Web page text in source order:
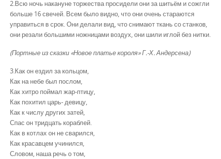
2.Всю ночь накануне торжества просидели они за шитьём и сожгли
больше 16 свечей. Всем было видно, что они очень стараются
управиться в срок. Они делали вид, что снимают ткань со станков,
они резали большими ножницами воздух, они шили иглой без нитки.
(Портные из сказки «Новое платье короля» Г.-Х. Андерсена)
3.Как он ездил за кольцом,
Как на небе был послом,
Как хитро поймал жар-птицу,
Как похитил царь- девицу,
Как к числу других затей,
Спас он тридцать кораблей.
Как в котлах он не сварился,
Как красавцем учинился,
Словом, наша речь о том,